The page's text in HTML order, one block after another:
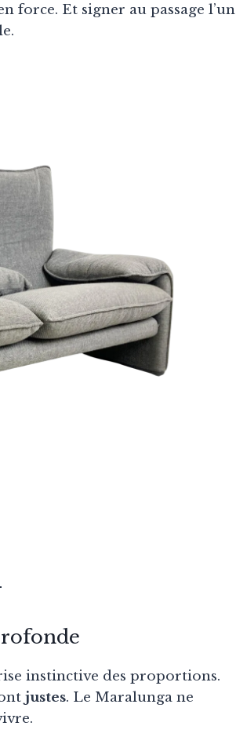
force. Et signer au passage l’un
instinctive des proportions.
justes. Le Maralunga ne